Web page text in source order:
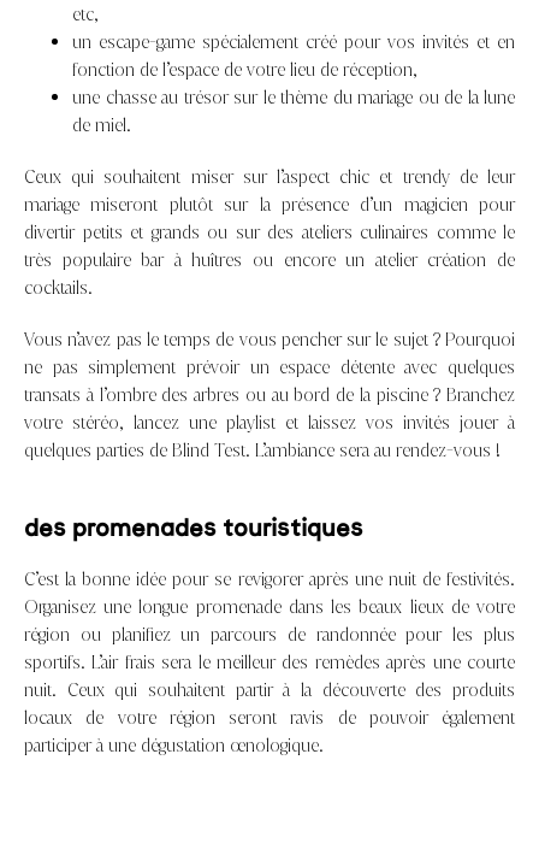
etc,
un escape-game spécialement créé pour vos invités et en
fonction de l’espace de votre lieu de réception,
une chasse au trésor sur le thème du mariage ou de la lune
de miel.
Ceux qui souhaitent miser sur l’aspect chic et trendy de leur
mariage miseront plutôt sur la présence d’un magicien pour
divertir petits et grands ou sur des ateliers culinaires comme le
très populaire bar à huîtres ou encore un atelier création de
cocktails.
Vous n’avez pas le temps de vous pencher sur le sujet ? Pourquoi
ne pas simplement prévoir un espace détente avec quelques
transats à l’ombre des arbres ou au bord de la piscine ? Branchez
votre stéréo, lancez une playlist et laissez vos invités jouer à
quelques parties de Blind Test. L’ambiance sera au rendez-vous !
des promenades touristiques
C’est la bonne idée pour se revigorer après une nuit de festivités.
Organisez une longue promenade dans les beaux lieux de votre
région ou planifiez un parcours de randonnée pour les plus
sportifs. L’air frais sera le meilleur des remèdes après une courte
nuit. Ceux qui souhaitent partir à la découverte des produits
locaux de votre région seront ravis de pouvoir également
participer à une dégustation œnologique.